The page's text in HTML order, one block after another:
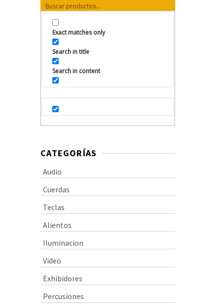
Exact matches only
Search in title
Search in content
CATEGORÍAS
Audio
Cuerdas
Teclas
Alientos
Iluminacion
Video
Exhibidores
Percusiones